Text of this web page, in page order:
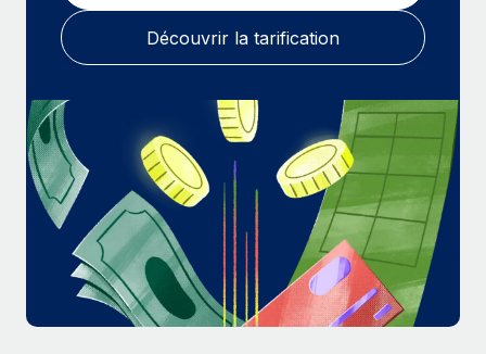
En savoir plus
Découvrir la tarification